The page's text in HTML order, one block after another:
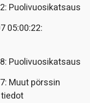
Puolivuosikatsaus
05:00:22:
Puolivuosikatsaus
Muut pörssin